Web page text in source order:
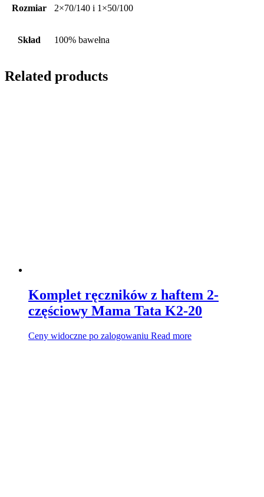
Rozmiar 2×70/140 i 1×50/100
Skład 100% bawełna
Related products
Komplet ręczników z haftem 2-
częściowy Mama Tata K2-20
Ceny widoczne po zalogowaniu Read more